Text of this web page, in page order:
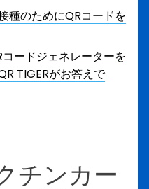
種のためにQRコードを
ードジェネレーターを
TIGERがお答えで
チンカー